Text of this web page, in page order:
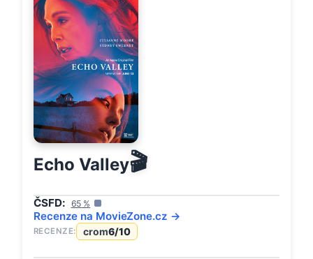
Echo Valley🎬
ČSFD: 65 %
Recenze na MovieZone.cz →
RECENZE: crom6/10